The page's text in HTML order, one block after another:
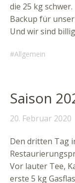
die 25 kg
Backup für
Und wir sind
Allgemein
Saison
20. Februar 2020
Den dritten Tag
Vor lauter Tee,
erste 5 kg